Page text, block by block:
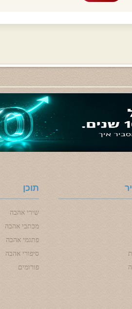
תוכן
שירי אהבה
מכתבי אהבה
פתגמי אהבה
סיפורי אהבה
פורומים